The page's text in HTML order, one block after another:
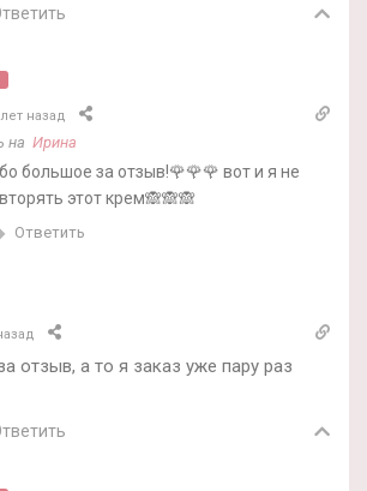
назад
на Ирина
большое за отзыв!🌹🌹🌹 вот и я не
этот крем🙈🙈🙈
Ответить
отзыв, а то я заказ уже пару раз